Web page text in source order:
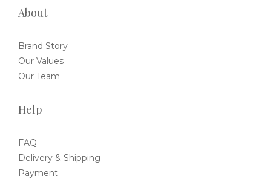
About
Brand Story
Our Values
Our Team
Help
FAQ
Delivery & Shipping
Payment